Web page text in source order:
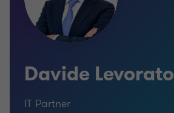
Davide Levorato
IT Partner